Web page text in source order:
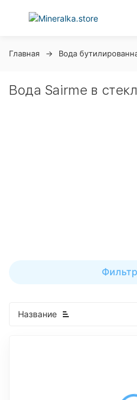
Главная Вода
Вода Sairme в
Название